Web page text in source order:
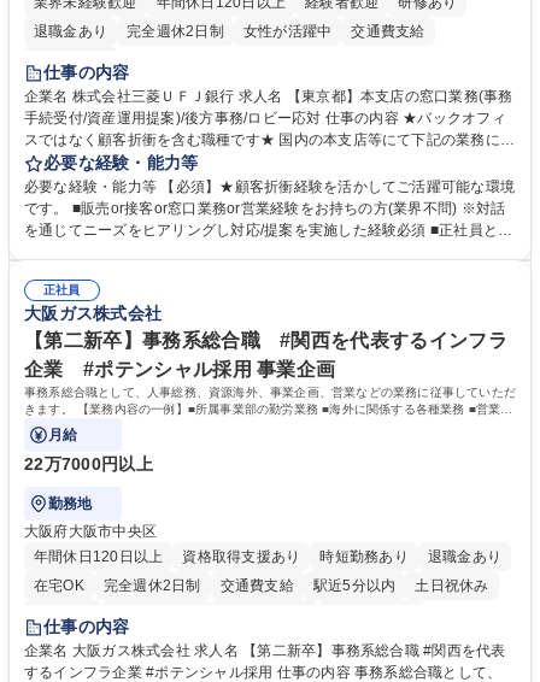
退職金あり
完全週休2日制 女性が活躍中
交通費支給
土日祝休み
仕事の内容
企業名 株式会社三菱ＵＦＪ銀行 求人名 【東京都】本支店の窓口業務(事務
手続受付/資産運用提案)/後方事務/ロビー応対 仕事の内容 ★バックオフィ
スではなく顧客折衝を含む職種です★ 国内の本支店等にて下記の業務に従
事していただきます。 ■窓口/後方/ロビーにて事務手続等の受付・オペレ
ーション、お客様対応 ■窓口にて、ご来店された個人のお客様に対して金
融商品のご提案 ■効率的な事務運用の検討・構築等 ≪業務紹介：ご応募前
に必ずご覧ください≫ ※記事 https://www.mysite.bk.mufg.jp/career/circle/
必要な経験・能力等
必要な経験・能力等 【必須】★顧客折衝経験を活かしてご活躍可能な環境
です。 ■販売or接客or窓口業務or営業経験をお持ちの方(業界不問) ※対話
を通じてニーズをヒアリングし対応/提案を実施した経験必須 ■正社員とし
るので安心して入行いただけます。 幅広いキャリアの選択肢があり、公募
や社内副業等を活用し、 一人ひとりが挑戦できるカルチャーが浸透してい
ます。 学歴・資格 学歴：大学院 大学 高専 短大 専修学校 高校 語学力：
資格：
正社員
大阪ガス株式会社
【第二新卒】事務系総合職 #関西を代表するインフラ
企業 #ポテンシャル採用 事業企画
事務系総合職として、人事総務、資源海外、事業企画、営業などの業務に従事していただ
きます。 【業務内容の一例】■所属事業部の勤労業務 ■海外に関係する各種業務 ■営業部
門の企画スタッフ、ルート営業
月給
22万7000円以上
勤務地
大阪府大阪市中央区
年間休日120日以上
資格取得支援あり 時短勤務あり
退職金あり
在宅OK
完全週休2日制 交通費支給 駅近5分以内
土日祝休み
服装自由
第二新卒歓迎
仕事の内容
企業名 大阪ガス株式会社 求人名 【第二新卒】事務系総合職 #関西を代表
するインフラ企業 #ポテンシャル採用 仕事の内容 事務系総合職として、